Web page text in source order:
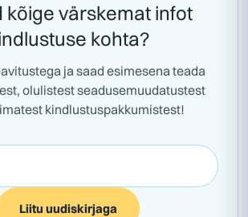
kõige värskemat infot
kohta?
ja saad esimesena teada
olulistest seadusemuudatustest
kindlustuspakkumistest!
Liitu uudiskirjaga